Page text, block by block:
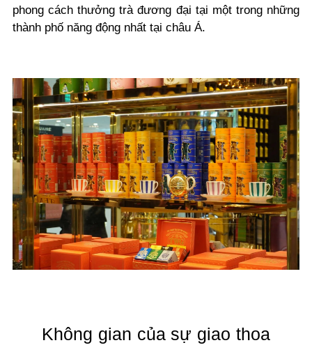
phong cách thưởng trà đương đại tại một trong những
thành phố năng động nhất tại châu Á.
Không gian của sự giao thoa